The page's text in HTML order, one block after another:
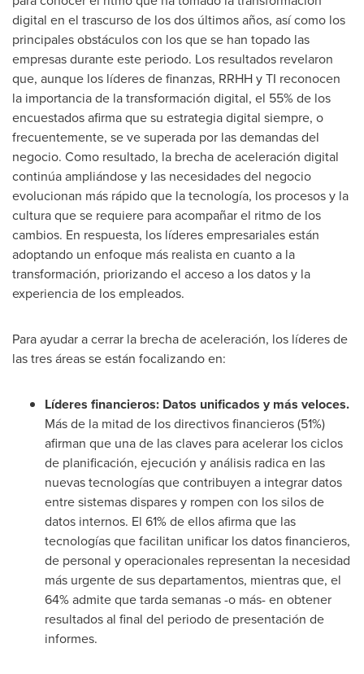
digital en el trascurso de los dos últimos años, así como los
principales obstáculos con los que se han topado las
empresas durante este periodo. Los resultados revelaron
que, aunque los líderes de finanzas, RRHH y TI reconocen
la importancia de la transformación digital, el 55% de los
encuestados afirma que su estrategia digital siempre, o
frecuentemente, se ve superada por las demandas del
negocio. Como resultado, la brecha de aceleración digital
continúa ampliándose y las necesidades del negocio
evolucionan más rápido que la tecnología, los procesos y la
cultura que se requiere para acompañar el ritmo de los
cambios. En respuesta, los líderes empresariales están
adoptando un enfoque más realista en cuanto a la
transformación, priorizando el acceso a los datos y la
experiencia de los empleados.
Para ayudar a cerrar la brecha de aceleración, los líderes de
las tres áreas se están focalizando en:
Líderes financieros: Datos unificados y más veloces.
Más de la mitad de los directivos financieros (51%)
afirman que una de las claves para acelerar los ciclos
de planificación, ejecución y análisis radica en las
nuevas tecnologías que contribuyen a integrar datos
entre sistemas dispares y rompen con los silos de
datos internos. El 61% de ellos afirma que las
tecnologías que facilitan unificar los datos financieros,
de personal y operacionales representan la necesidad
más urgente de sus departamentos, mientras que, el
64% admite que tarda semanas -o más- en obtener
resultados al final del periodo de presentación de
informes.